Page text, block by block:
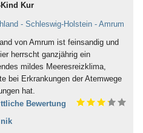
Kind Kur
- Schleswig-Holstein - Amrum
von Amrum ist feinsandig und
herrscht ganzjährig ein
mildes Meeresreizklima,
bei Erkrankungen der Atemwege
hat.
Bewertung